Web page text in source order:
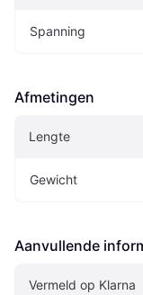
Spanning
Afmetingen
Lengte
Gewicht
Aanvullende
Vermeld op Klarna